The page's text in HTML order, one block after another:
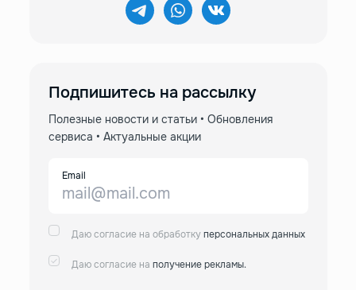
Подпишитесь на рассылку
Полезные новости и статьи • Обновления
сервиса • Актуальные акции
Email
Даю согласие на обработкуперсональных данных
Даю согласие на получение рекламы.